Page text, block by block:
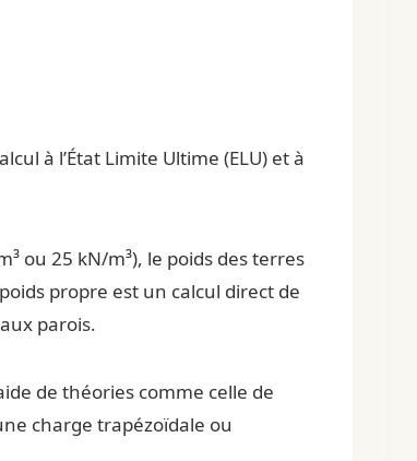
à l’État Limite Ultime (ELU) et à
ou 25 kN/m³), le poids des terres
propre est un calcul direct de
parois.
de théories comme celle de
charge trapézoïdale ou